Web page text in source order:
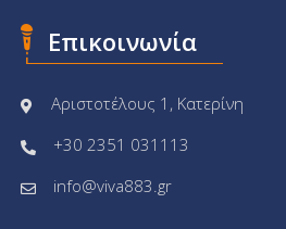
Επικοινωνία
Αριστοτέλους 1, Κατερίνη
+30 2351 031113
info@viva883.gr